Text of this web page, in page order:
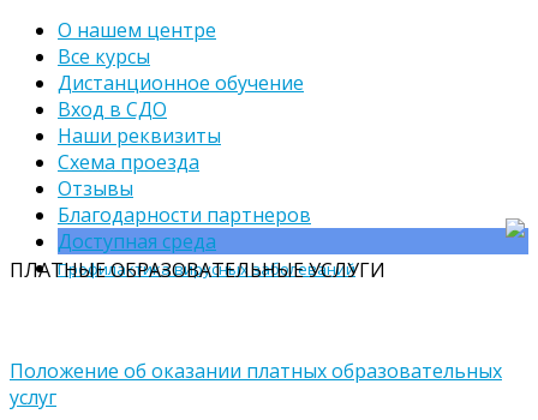
О нашем центре
Все курсы
Дистанционное обучение
Вход в СДО
Наши реквизиты
Схема проезда
Отзывы
Благодарности партнеров
Доступная среда
Профилактика вирусных заболеваний
ПЛАТНЫЕ ОБРАЗОВАТЕЛЬНЫЕ УСЛУГИ
Положение об оказании платных образовательных
услуг